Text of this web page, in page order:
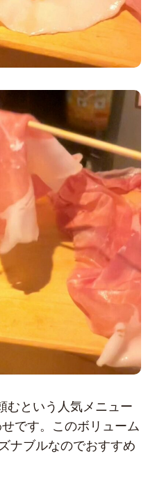
むという人気メニュー
です。このボリューム
ナブルなのでおすすめ